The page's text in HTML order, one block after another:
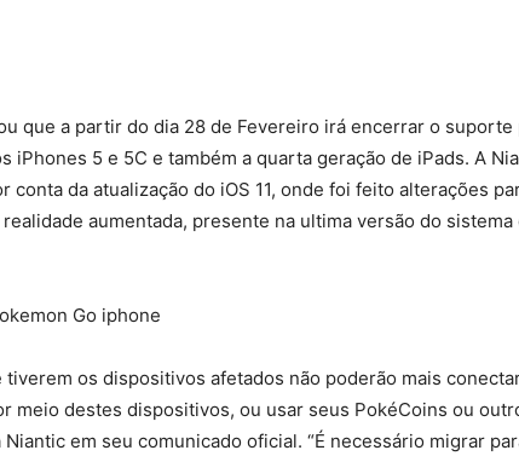
que a partir do dia 28 de Fevereiro irá encerrar o suporte
iPhones 5 e 5C e também a quarta geração de iPads. A
da atualização do iOS 11, onde foi feito alterações
aumentada, presente na ultima versão do sistema
os dispositivos afetados não poderão mais
meio destes dispositivos, ou usar seus PokéCoins ou
em seu comunicado oficial. “É necessário migrar